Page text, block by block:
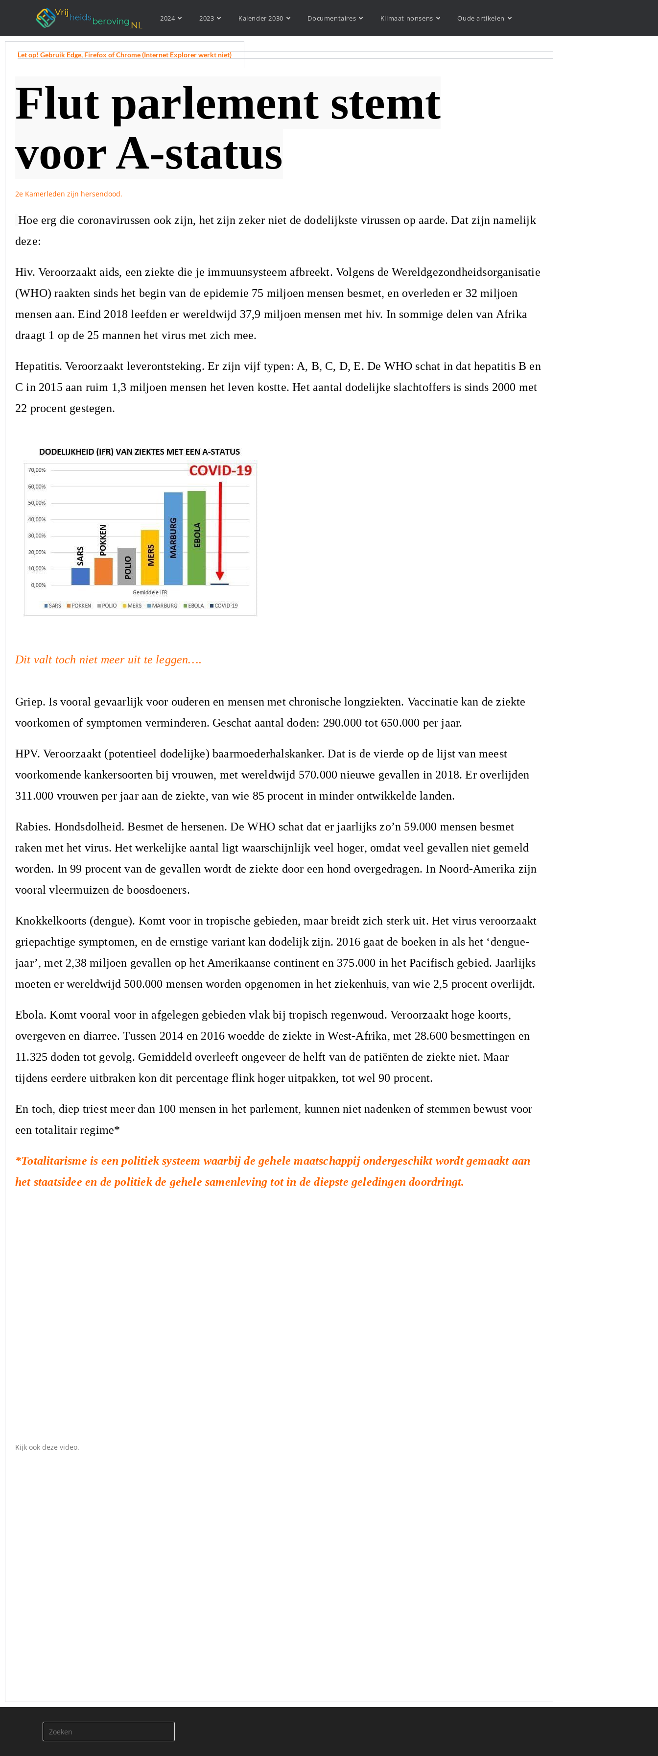
2024 2023 Kalender 2030 Documentaires Klimaat nonsens Oude artikelen
Let op! Gebruik Edge, Firefox of Chrome (Internet Explorer werkt niet)
Flut parlement stemt
voor A-status
2e Kamerleden zijn hersendood.
Hoe erg die coronavirussen ook zijn, het zijn zeker niet de dodelijkste virussen op aarde. Dat zijn namelijk
deze:
Hiv. Veroorzaakt aids, een ziekte die je immuunsysteem afbreekt. Volgens de Wereldgezondheidsorganisatie
(WHO) raakten sinds het begin van de epidemie 75 miljoen mensen besmet, en overleden er 32 miljoen
mensen aan. Eind 2018 leefden er wereldwijd 37,9 miljoen mensen met hiv. In sommige delen van Afrika
draagt 1 op de 25 mannen het virus met zich mee.
Hepatitis. Veroorzaakt leverontsteking. Er zijn vijf typen: A, B, C, D, E. De WHO schat in dat hepatitis B en
C in 2015 aan ruim 1,3 miljoen mensen het leven kostte. Het aantal dodelijke slachtoffers is sinds 2000 met
22 procent gestegen.
Dit valt toch niet meer uit te leggen….
Griep. Is vooral gevaarlijk voor ouderen en mensen met chronische longziekten. Vaccinatie kan de ziekte
voorkomen of symptomen verminderen. Geschat aantal doden: 290.000 tot 650.000 per jaar.
HPV. Veroorzaakt (potentieel dodelijke) baarmoederhalskanker. Dat is de vierde op de lijst van meest
voorkomende kankersoorten bij vrouwen, met wereldwijd 570.000 nieuwe gevallen in 2018. Er overlijden
311.000 vrouwen per jaar aan de ziekte, van wie 85 procent in minder ontwikkelde landen.
Rabies. Hondsdolheid. Besmet de hersenen. De WHO schat dat er jaarlijks zo’n 59.000 mensen besmet
raken met het virus. Het werkelijke aantal ligt waarschijnlijk veel hoger, omdat veel gevallen niet gemeld
worden. In 99 procent van de gevallen wordt de ziekte door een hond overgedragen. In Noord-Amerika zijn
vooral vleermuizen de boosdoeners.
Knokkelkoorts (dengue). Komt voor in tropische gebieden, maar breidt zich sterk uit. Het virus veroorzaakt
griepachtige symptomen, en de ernstige variant kan dodelijk zijn. 2016 gaat de boeken in als het ‘dengue-
jaar’, met 2,38 miljoen gevallen op het Amerikaanse continent en 375.000 in het Pacifisch gebied. Jaarlijks
moeten er wereldwijd 500.000 mensen worden opgenomen in het ziekenhuis, van wie 2,5 procent overlijdt.
Ebola. Komt vooral voor in afgelegen gebieden vlak bij tropisch regenwoud. Veroorzaakt hoge koorts,
overgeven en diarree. Tussen 2014 en 2016 woedde de ziekte in West-Afrika, met 28.600 besmettingen en
11.325 doden tot gevolg. Gemiddeld overleeft ongeveer de helft van de patiënten de ziekte niet. Maar
tijdens eerdere uitbraken kon dit percentage flink hoger uitpakken, tot wel 90 procent.
En toch, diep triest meer dan 100 mensen in het parlement, kunnen niet nadenken of stemmen bewust voor
een totalitair regime*
*Totalitarisme is een politiek systeem waarbij de gehele maatschappij ondergeschikt wordt gemaakt aan
het staatsidee en de politiek de gehele samenleving tot in de diepste geledingen doordringt.
Kijk ook deze video.